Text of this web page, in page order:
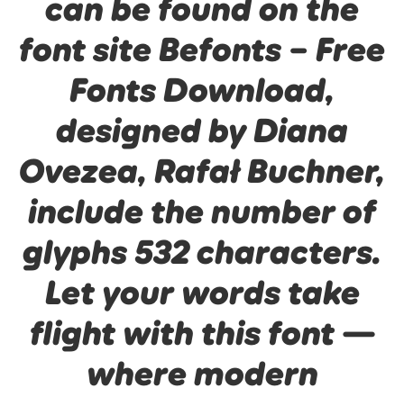
font site Befonts – Free
Fonts Download,
designed by Diana
Ovezea, Rafał Buchner,
include the number of
glyphs 532 characters.
Let your words take
flight with this font —
where modern